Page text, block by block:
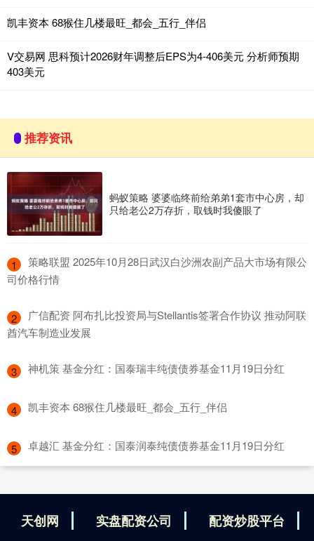
凯丰资本 68猴住几楼最旺_都会_五行_伴侣
V交易网 思科预计2026财年调整后EPS为4-406美元 分析师预期
403美元
推荐资讯
蚂蚁策略 婆婆临终前给弟弟1套市中心房，却
只给老公2万存折，取钱时我傻眼了
1
​策略联盟 2025年10月28日武汉白沙洲农副产品大市场有限公
司价格行情
2
​广信配资 阿布扎比投资局与Stellantis签署合作协议 推动阿联
酋汽车制造业发展
3 ​神机策 基金分红：国泰瑞丰纯债债券基金11月19日分红
4 ​凯丰资本 68猴住几楼最旺_都会_五行_伴侣
5 ​卓越汇 基金分红：国泰润泰纯债债券基金11月19日分红
天创网 实盘配资公司
配资炒股平台